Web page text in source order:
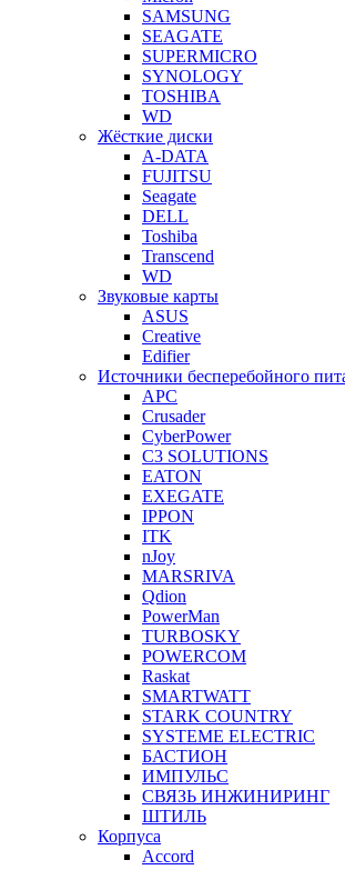
SAMSUNG
SEAGATE
SUPERMICRO
SYNOLOGY
TOSHIBA
WD
Жёсткие диски
A-DATA
FUJITSU
Seagate
DELL
Toshiba
Transcend
WD
Звуковые карты
ASUS
Creative
Edifier
Источники бесперебойного
APC
Crusader
CyberPower
C3 SOLUTIONS
EATON
EXEGATE
IPPON
ITK
nJoy
MARSRIVA
Qdion
PowerMan
TURBOSKY
POWERCOM
Raskat
SMARTWATT
STARK COUNTRY
SYSTEME ELECTRIC
БАСТИОН
ИМПУЛЬС
СВЯЗЬ ИНЖИНИРИНГ
ШТИЛЬ
Корпуса
Accord